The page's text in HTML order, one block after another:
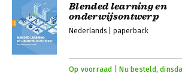
Blended learning en
onderwijsontwerp
Nederlands | paperback
Op voorraad | Nu besteld,